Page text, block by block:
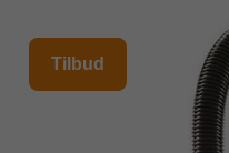
Tilbud